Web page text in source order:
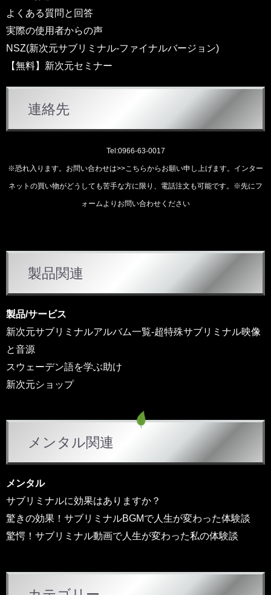
よくある質問と回答
実際の使用者からの声
NSZ(新次元サブリミナル-ファイナルバージョン)
【無料】新次元セミナー
連絡先
Tel:0966-63-0017
※恐れ入ります。お問い合わせは>>こちらから お願い申し上げます。インター
ネットの買い物がどうしても苦手な方に限り、電話注文も可能です。※先にフ
ォームよりお問い合わせください
製品関連
製品/サービス
新次元サブリミナルアルバム一覧-超特殊サブリミナル映像
と音源
スウェーデン語を学ぶ助け
新次元ショップ
メンタル関連
メンタル
サブリミナルに効果はありますか？
驚きの効果！サブリミナルBGMで人生が変わった体験談
驚愕！サブリミナル動画で人生が変わった私の体験談
ゴ
リ
ー